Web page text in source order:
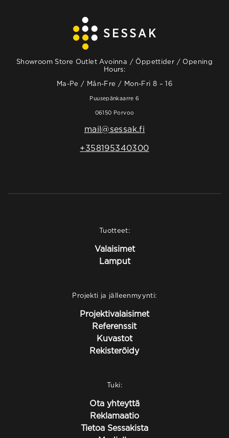
Showroom Store Outlet Avoinna / Öppettider / Opening
Hours:
Ma-Pe / Mån-Fre / Mon-Fri 8 – 16
Puusepänkaarre 6
06150 Porvoo
mail@sessak.fi
+358195340300
Tuotteet:
Valaisimet
Lamput
Projekti ja jälleenmyynti:
Projektivalaisimet
Referenssit
Kuvastot
Rekisteröidy
Tuki:
Ota yhteyttä
Reklamaatio
Tietoa Sessakista